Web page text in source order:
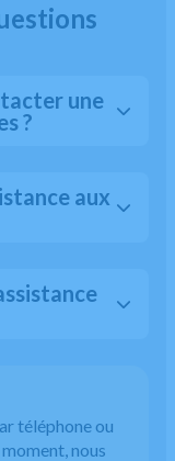
une
?
aux
téléphone ou
nous